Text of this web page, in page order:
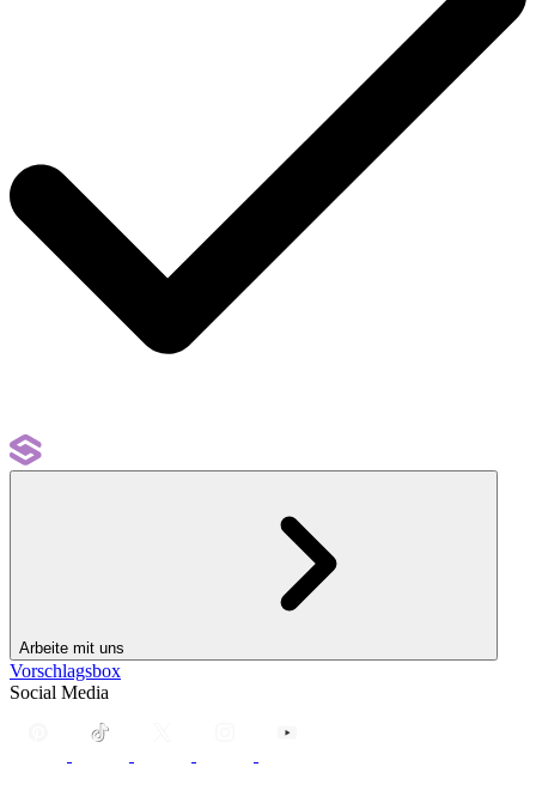
Arbeite mit uns
Vorschlagsbox
Social Media